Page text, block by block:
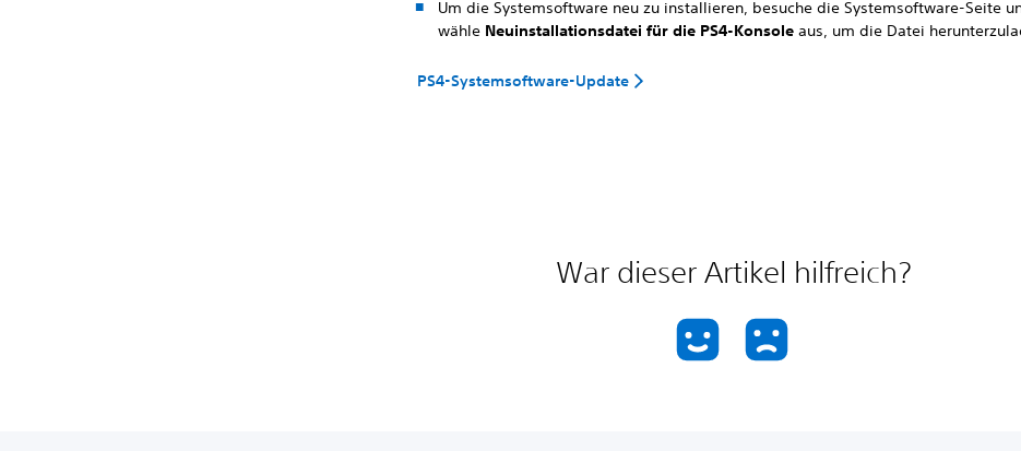
Um die Systemsoftware neu zu installieren, besuche die Systemsoftware-Seite
wähle Neuinstallationsdatei für die PS4-Konsole aus, um die Datei
PS4-Systemsoftware-Update
War dieser Artikel hilfreich?